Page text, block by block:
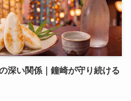
深い関係｜鐘崎が守り続ける